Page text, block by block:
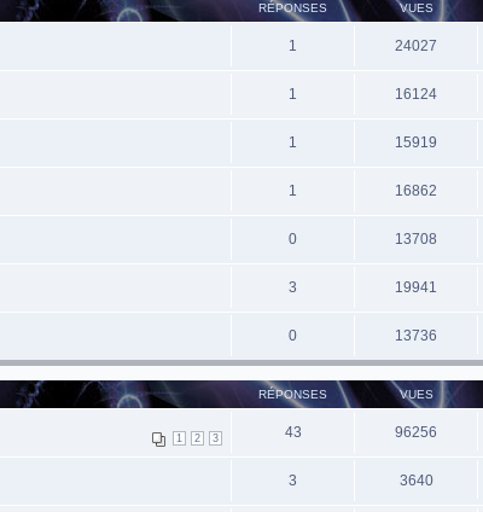
RÉPONSES VUES
1 24027
1 16124
1 15919
1 16862
0 13708
3 19941
0 13736
RÉPONSES VUES
1 2 3 43 96256
3 3640